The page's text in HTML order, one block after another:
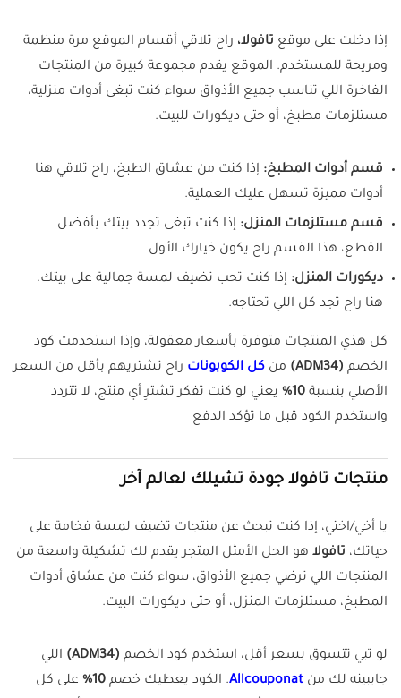
إذا دخلت على موقع تافولا، راح تلاقي أقسام الموقع مرة منظمة
ومريحة للمستخدم. الموقع يقدم مجموعة كبيرة من المنتجات
الفاخرة اللي تناسب جميع الأذواق سواء كنت تبغى أدوات منزلية،
مستلزمات مطبخ، أو حتى ديكورات للبيت.
قسم أدوات المطبخ: إذا كنت من عشاق الطبخ، راح تلاقي هنا
أدوات مميزة تسهل عليك العملية.
قسم مستلزمات المنزل: إذا كنت تبغى تجدد بيتك بأفضل
القطع، هذا القسم راح يكون خيارك الأول
ديكورات المنزل: إذا كنت تحب تضيف لمسة جمالية على بيتك،
هنا راح تجد كل اللي تحتاجه.
كل هذي المنتجات متوفرة بأسعار معقولة، وإذا استخدمت كود
الخصم (ADM34) من كل الكوبونات راح تشتريهم بأقل من السعر
الأصلي بنسبة 10%
يعني لو كنت تفكر تشترِ أي منتج، لا تتردد
واستخدم الكود قبل ما تؤكد الدفع
منتجات تافولا جودة تشيلك لعالم آخر
يا أخي/اختي، إذا كنت تبحث عن منتجات تضيف لمسة فخامة على
حياتك، تافولا هو الحل الأمثل المتجر يقدم لك تشكيلة واسعة من
المنتجات اللي ترضي جميع الأذواق، سواء كنت من عشاق أدوات
المطبخ، مستلزمات المنزل، أو حتى ديكورات البيت.
لو تبي تتسوق بسعر أقل، استخدم كود الخصم (ADM34)
اللي
جايبينه لك من Allcouponat. الكود يعطيك خصم 10%
على كل